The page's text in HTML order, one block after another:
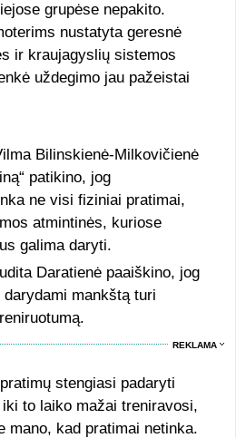
grupėse nepakito.
nustatyta geresnė
ir kraujagyslių sistemos
uždegimo jau pažeistai
Bilinskienė-Milkovičienė
patikino, jog
ne visi fiziniai pratimai,
atmintinės, kuriose
galima daryti.
Daratienė paaiškino, jog
mankštą turi
REKLAMA
stengiasi padaryti
to laiko mažai treniravosi,
mano, kad pratimai netinka.